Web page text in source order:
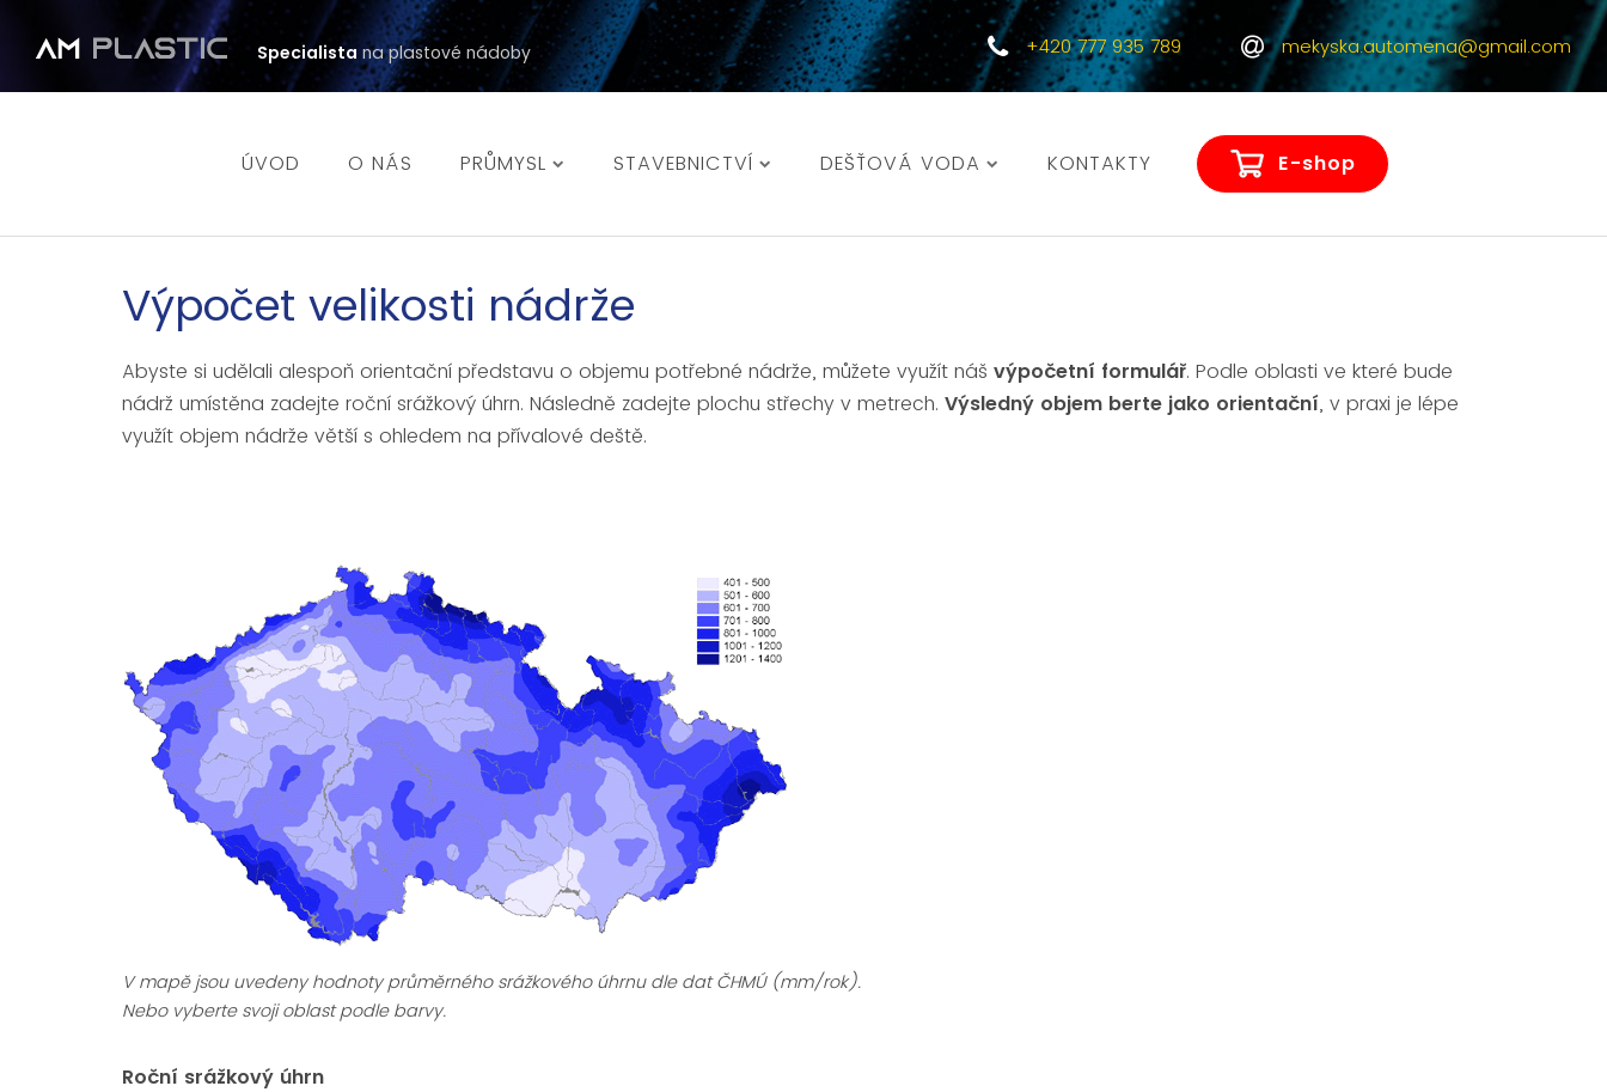
Specialista na plastové nádoby +420 777 935 789 mekyska.automena@gmail.com
ÚVOD O NÁS PRŮMYSL STAVEBNICTVÍ DEŠŤOVÁ VODA KONTAKTY E-shop
Výpočet velikosti nádrže
Abyste si udělali alespoň orientační představu o objemu potřebné nádrže, můžete využít náš výpočetní formulář. Podle oblasti ve které bude
nádrž umístěna zadejte roční srážkový úhrn. Následně zadejte plochu střechy v metrech. Výsledný objem berte jako orientační, v praxi je lépe
využít objem nádrže větší s ohledem na přívalové deště.
V mapě jsou uvedeny hodnoty průměrného srážkového úhrnu dle dat ČHMÚ (mm/rok).
Nebo vyberte svoji oblast podle barvy.
Roční srážkový úhrn